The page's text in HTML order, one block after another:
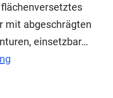
mit abgeschrägten
einsetzbar…